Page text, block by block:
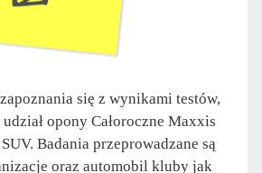
się z wynikami testów,
opony Całoroczne Maxxis
Badania przeprowadzane są
oraz automobil kluby jak